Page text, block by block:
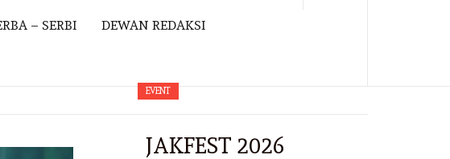
– SERBI DEWAN REDAKSI
EVENT
JAKFEST 2026